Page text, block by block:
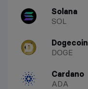
Solana
SOL
Dogecoin
DOGE
Cardano
ADA